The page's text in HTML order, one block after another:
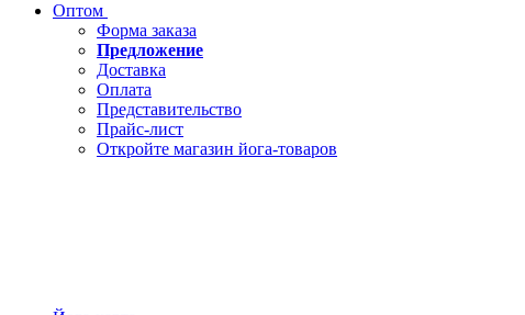
Оптом
Форма заказа
Предложение
Доставка
Оплата
Представительство
Прайс-лист
Откройте магазин йога-товаров